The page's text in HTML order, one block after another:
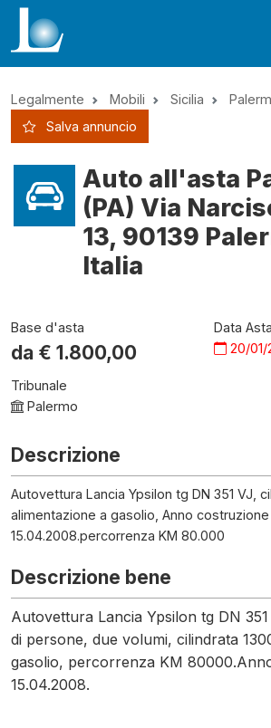
Legalmente Mobili Sicilia
Salva annuncio
Auto all'asta
(PA) Via
13, 90139
Italia
Base d'asta
da € 1.800,00
Data Asta
20/01/
Tribunale
Palermo
Descrizione
Autovettura Lancia Ypsilon tg DN 351 VJ,
alimentazione a gasolio, Anno costruzione
15.04.2008.percorrenza KM 80.000
Descrizione bene
Autovettura Lancia Ypsilon tg DN
di persone, due volumi, cilindrata
gasolio, percorrenza KM
15.04.2008.